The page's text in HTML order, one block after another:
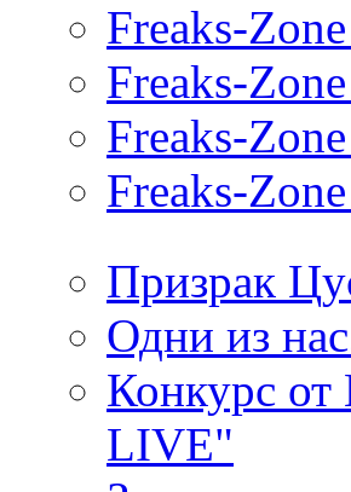
Freaks-
Freaks-
Freaks-
Freaks-
Призрак
Одни из
Конкурс
LIVE"